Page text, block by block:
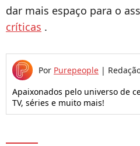
dar mais espaço para o
críticas .
Por Purepeople |
Apaixonados pelo universo de
TV, séries e muito mais!